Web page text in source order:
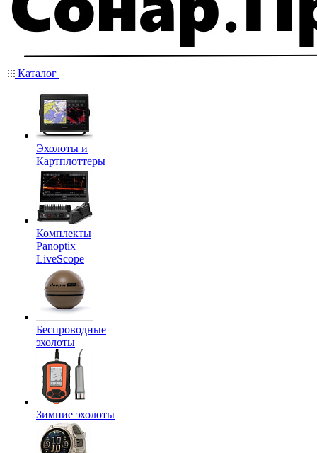
Каталог
Эхолоты и
Картплоттеры
Комплекты
Panoptix
LiveScope
Беспроводные
эхолоты
Зимние эхолоты